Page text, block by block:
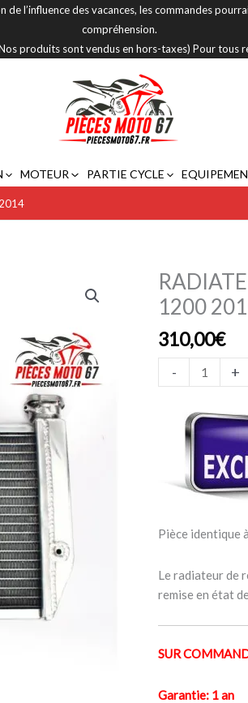
l’influence des vacances, les commandes
compréhension.
produits sont vendus en hors-taxes) Pour tous
MOTEUR PARTIE CYCLE
1200
310,00€
-
quantité
de
RADIATEUR
A
EAU
DUCATI
2010-
2014
+
Pièce identique
Le radiateur de
remise en état
SUR
Garantie: 1 an